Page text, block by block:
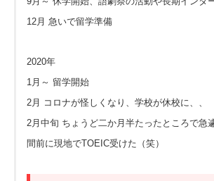
12月 急いで留学準備
2020年
1月～ 留学開始
2月 コロナが怪しくなり、学校が休校に、、
2月中旬 ちょうど二か月半たったところで急
間前に現地でTOEIC受けた（笑）